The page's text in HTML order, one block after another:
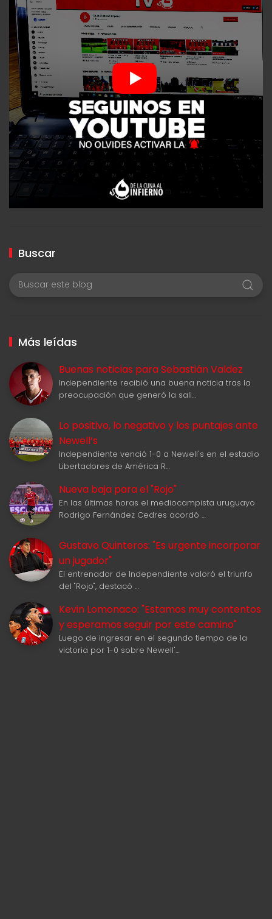
Buscar
Más leídas
Buenas noticias para Sebastián Valdez
Independiente recibió una buena noticia tras la
preocupación que generó la sali…
Lo positivo, lo negativo y los puntajes ante
Newell‘s
Independiente venció 1-0 a Newell's en el estadio
Libertadores de América R…
Nueva baja para el "Rojo"
En las últimas horas el mediocampista uruguayo
Rodrigo Fernández Cedres acordó …
Gustavo Quinteros: "Es urgente incorporar
un jugador"
El entrenador de Independiente valoró el triunfo
del "Rojo", destacó …
Kevin Lomonaco: "Estamos muy contentos
y esperamos seguir por este camino"
Luego de ingresar en el segundo tiempo de la
victoria por 1-0 sobre Newell'…